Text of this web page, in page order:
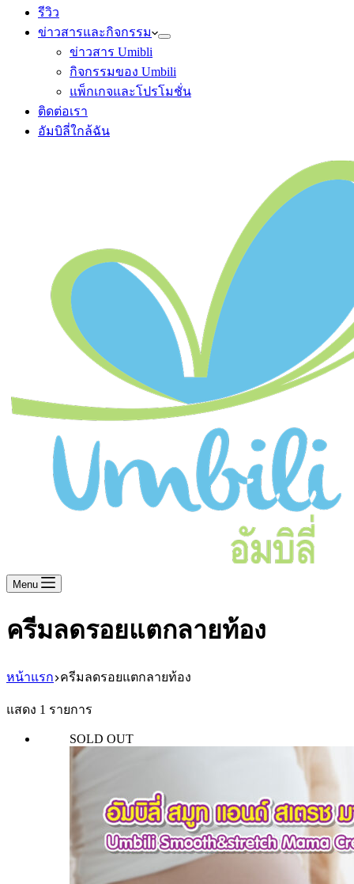
รีวิว
ข่าวสารและกิจกรรม
ข่าวสาร Umibli
กิจกรรมของ Umbili
แพ็กเกจและโปรโมชั่น
ติดต่อเรา
อัมบิลี่ใกล้ฉัน
Menu
ครีมลดรอยแตกลายท้อง
หน้าแรก ครีมลดรอยแตกลายท้อง
แสดง 1 รายการ
SOLD OUT